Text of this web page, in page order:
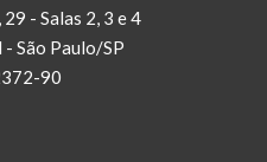
- Salas 2, 3 e 4
São Paulo/SP
90